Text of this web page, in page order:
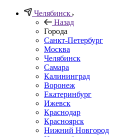
Челябинск
Назад
Города
Санкт-Петербург
Москва
Челябинск
Самара
Калининград
Воронеж
Екатеринбург
Ижевск
Краснодар
Красноярск
Нижний Новгород